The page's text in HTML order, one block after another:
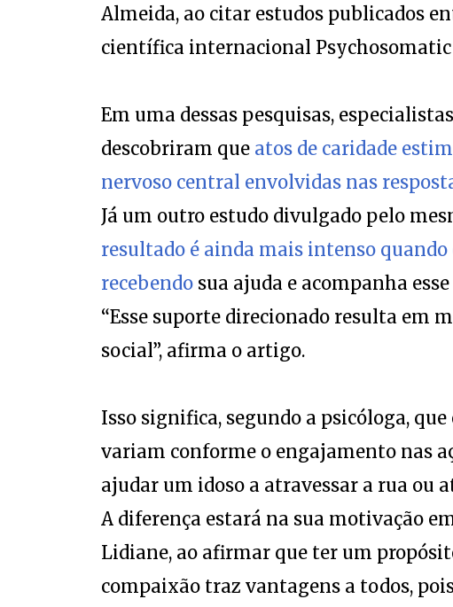
Almeida, ao citar estudos publicados
científica internacional
Em uma dessas pesquisas,
descobriram que atos de caridade
nervoso central envolvidas nas
Já um outro estudo divulgado pelo
resultado é ainda mais intenso quando
recebendosua ajuda e acompanha
“Esse suporte direcionado resulta em
social”, afirma o artigo.
Isso significa, segundo a psicóloga,
variam conforme o engajamento nas
ajudar um idoso a atravessar a rua ou
A diferença estará na sua motivação
Lidiane, ao afirmar que ter um
compaixão traz vantagens a todos,